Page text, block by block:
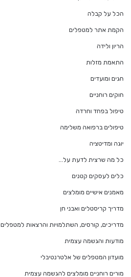
הכל על קבלה
הקמת אתר למטפלים
הריון ולידה
התאמת מזלות
חגים ומועדים
חוקים רוחניים
טיפול בפחד וחרדה
טיפולים ברפואה משלימה
יוגה ומדיטציה
כל מה שרצית לדעת על…
כלים לעסקים קטנים
מאמנים אישיים מומלצים
מדריך קריסטלים ואבני חן
מדריכים, קורסים, השתלמויות והרצאות למטפלים
מודעות והגשמה עצמית
מועדון המטפלים של אלטרנטיבלי
מורים רוחניים מומלצים להגשמה עצמית